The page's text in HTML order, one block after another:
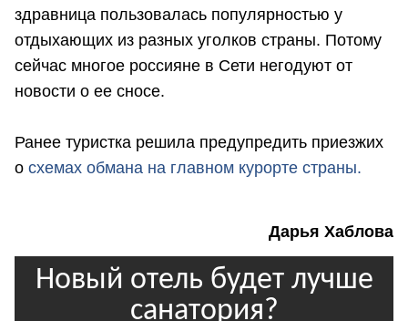
здравница пользовалась популярностью у
отдыхающих из разных уголков страны. Потому
сейчас многое россияне в Сети негодуют от
новости о ее сносе.
Ранее туристка решила предупредить приезжих
о схемах обмана на главном курорте страны.
Дарья Хаблова